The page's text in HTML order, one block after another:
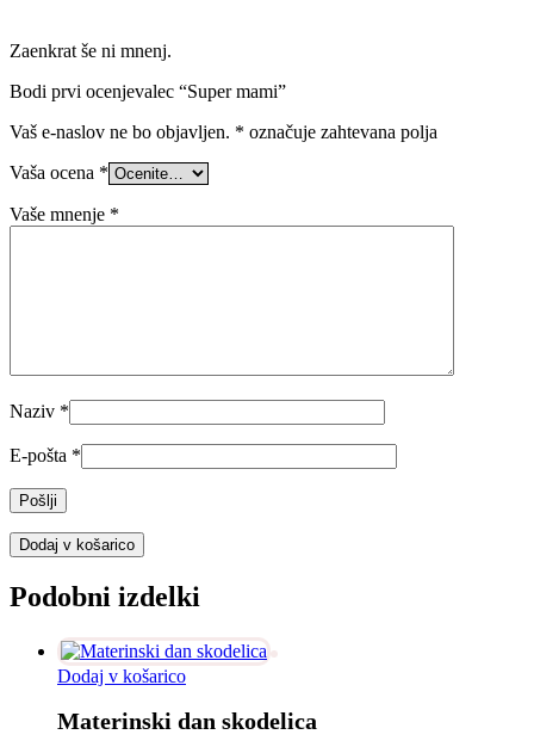
Zaenkrat še ni mnenj.
Bodi prvi ocenjevalec “Super mami”
Vaš e-naslov ne bo objavljen. * označuje zahtevana polja
Vaša ocena *
Vaše mnenje *
Naziv *
E-pošta *
Dodaj v košarico
Podobni izdelki
Dodaj v košarico
Materinski dan skodelica